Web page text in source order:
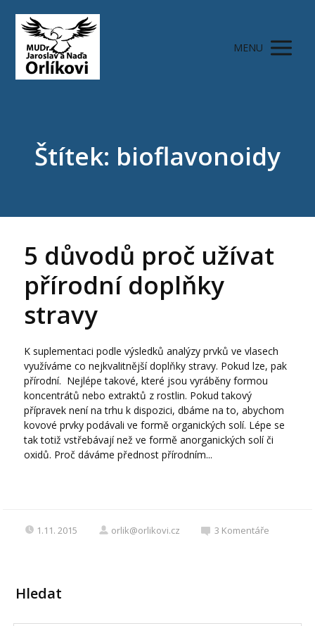
MENU
Štítek: bioflavonoidy
5 důvodů proč užívat
přírodní doplňky
stravy
K suplementaci podle výsledků analýzy prvků ve vlasech
využíváme co nejkvalitnější doplňky stravy. Pokud lze, pak
přírodní. Nejlépe takové, které jsou vyráběny formou
koncentrátů nebo extraktů z rostlin. Pokud takový
přípravek není na trhu k dispozici, dbáme na to, abychom
kovové prvky podávali ve formě organických solí. Lépe se
tak totiž vstřebávají než ve formě anorganických solí či
oxidů. Proč dáváme přednost přírodním...
1.11. 2015 orlik@orlikovi.cz 3 Komentáře
Hledat